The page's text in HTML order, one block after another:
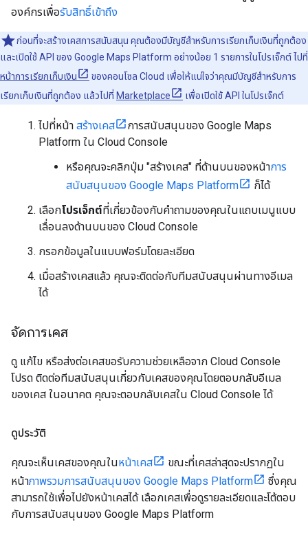
องค์กรเพื่อรับสิทธิ์เข้าถึง
ก่อนที่จะสร้างเคสการสนับสนุน คุณต้องมีบัญชีสำหรับการเรียกเก็บเงินที่ถูกต้อง
และเปิดใช้ API ของ Google Maps Platform อย่างน้อย 1 รายการในโปรเจ็กต์ ไปที่
หน้าการเรียกเก็บเงิน
ของคอนโซล Cloud เพื่อให้แน่ใจว่าคุณมีบัญชีสำหรับการ
เรียกเก็บเงินที่ถูกต้อง แล้วไปที่ Marketplace เพื่อเปิดใช้ API ในโปรเจ็กต์
ไปที่หน้า สร้างเคส
การสนับสนุนของ Google Maps
Platform ใน Cloud Console
หรือคุณจะคลิกปุ่ม "สร้างเคส" ที่ด้านบนของหน้าการ
สนับสนุนของ Google Maps Platform
ก็ได้
เลือกโปรเจ็กต์ที่เกี่ยวข้องกับคำถามของคุณในแถบเมนูแบบ
เลื่อนลงด้านบนของ Cloud Console
กรอกข้อมูลในแบบฟอร์มโดยละเอียด
เมื่อสร้างเคสแล้ว คุณจะติดต่อกับทีมสนับสนุนผ่านทางอีเมล
ได้
จัดการเคส
ดู แก้ไข หรือส่งต่อเคสขอรับความช่วยเหลือจาก Cloud Console
โปรด ติดต่อทีมสนับสนุนเกี่ยวกับเคสของคุณโดยตอบกลับอีเมล
ของเคส ในอนาคต คุณจะตอบกลับเคสใน Cloud Console ได้
ดูประวัติ
คุณจะเห็นเคสของคุณในหน้าเคส
ขณะที่เคสล่าสุดจะปรากฏใน
หน้าภาพรวมการสนับสนุนของ Google Maps Platform
ซึ่งคุณ
สามารถใช้เพื่อไปยังหน้าเคสได้ เลือกเคสเพื่อดูรายละเอียดและโต้ตอบ
กับการสนับสนุนของ Google Maps Platform